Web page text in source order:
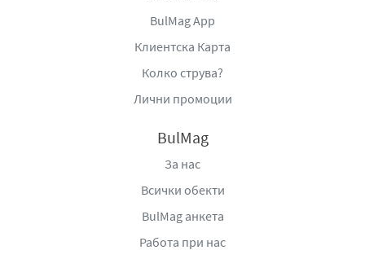
BulMag App
Клиентска Карта
Колко струва?
Лични промоции
BulMag
За нас
Всички обекти
BulMag анкета
Работа при нас